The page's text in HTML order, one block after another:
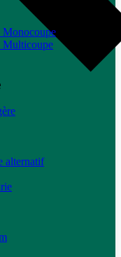
Monocoupe
Multicoupe
alternatif